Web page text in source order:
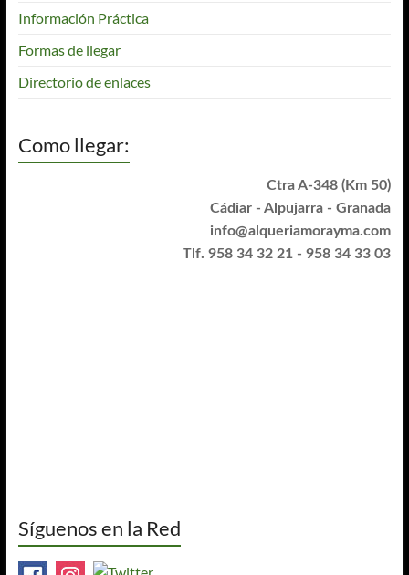
Información Práctica
Formas de llegar
Directorio de enlaces
Como llegar:
Ctra A-348 (Km 50)
Cádiar - Alpujarra - Granada
info@alqueriamorayma.com
Tlf. 958 34 32 21 - 958 34 33 03
Síguenos en la Red